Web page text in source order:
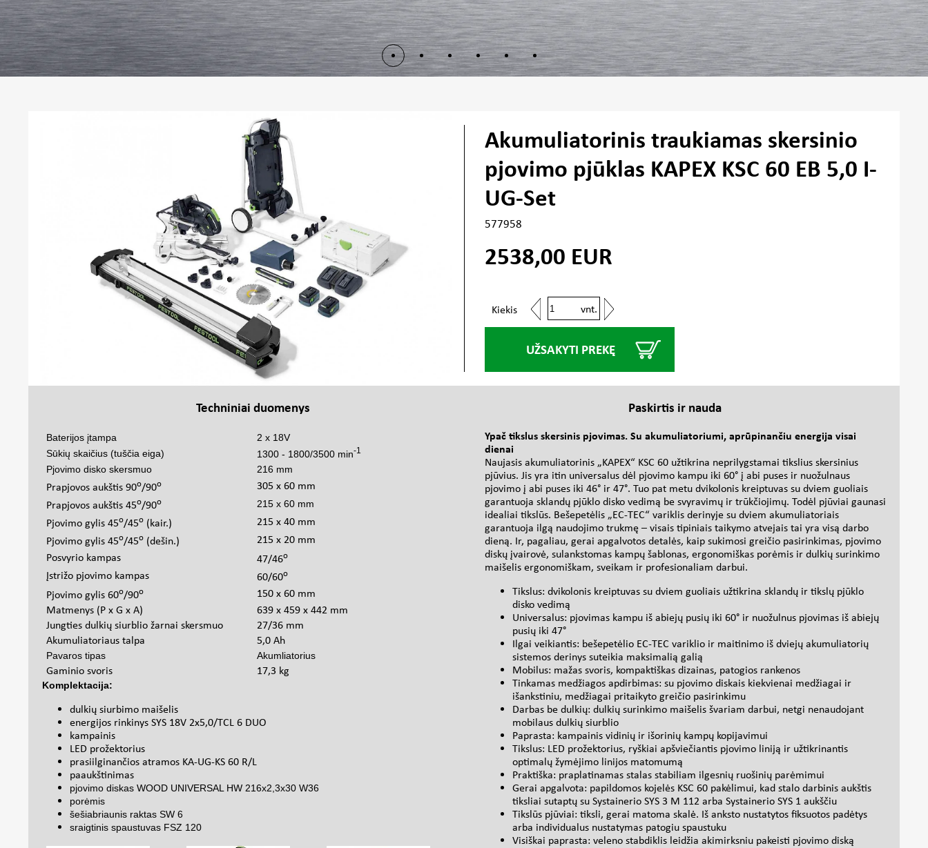
Akumuliatorinis traukiamas skersinio
pjovimo pjūklas KAPEX KSC 60 EB 5,0 I-
UG-Set
577958
2538,00 EUR
Kiekis vnt.
UŽSAKYTI PREKĘ
Techniniai duomenys
Baterijos įtampa
2 x 18V
Sūkių skaičius (tuščia eiga)
1300 - 1800/3500 min-1
Pjovimo disko skersmuo 216 mm
Prapjovos aukštis 90o/90o
305 x 60 mm
Prapjovos aukštis 45o/90o 215 x 60 mm
Pjovimo gylis 45o/45o (kair.)
215 x 40 mm
Pjovimo gylis 45o/45o (dešin.)
215 x 20 mm
Posvyrio kampas
47/46o
Įstrižo pjovimo kampas 60/60o
Pjovimo gylis 60o/90o
150 x 60 mm
Matmenys (P x G x A)
639 x 459 x 442 mm
Jungties dulkių siurblio žarnai skersmuo
27/36 mm
Akumuliatoriaus talpa
5,0 Ah
Pavaros tipas Akumliatorius
Gaminio svoris 17,3 kg
Komplektacija:
dulkių siurbimo maišelis
energijos rinkinys SYS 18V 2x5,0/TCL 6 DUO
kampainis
LED prožektorius
prasiilginančios atramos KA-UG-KS 60 R/L
paaukštinimas
pjovimo diskas WOOD UNIVERSAL HW 216x2,3x30 W36
porėmis
šešiabriaunis raktas SW 6
sraigtinis spaustuvas FSZ 120
Paskirtis ir nauda
Ypač tikslus skersinis pjovimas. Su akumuliatoriumi, aprūpinančiu energija visai
dienai
Naujasis akumuliatorinis „KAPEX“ KSC 60 užtikrina neprilygstamai tikslius skersinius
pjūvius. Jis yra itin universalus dėl pjovimo kampu iki 60° į abi puses ir nuožulnaus
pjovimo į abi puses iki 46° ir 47°. Tuo pat metu dvikolonis kreiptuvas su dviem guoliais
garantuoja sklandų pjūklo disko vedimą be svyravimų ir trūkčiojimų. Todėl pjūviai gaunasi
idealiai tikslūs. Bešepetėlis „EC-TEC“ variklis derinyje su dviem akumuliatoriais
garantuoja ilgą naudojimo trukmę – visais tipiniais taikymo atvejais tai yra visą darbo
dieną. Ir, pagaliau, gerai apgalvotos detalės, kaip sukimosi greičio pasirinkimas, pjovimo
diskų įvairovė, sulankstomas kampų šablonas, ergonomiškas porėmis ir dulkių surinkimo
maišelis ergonomiškam, sveikam ir profesionaliam darbui.
Tikslus: dvikolonis kreiptuvas su dviem guoliais užtikrina sklandų ir tikslų pjūklo
disko vedimą
Universalus: pjovimas kampu iš abiejų pusių iki 60° ir nuožulnus pjovimas iš abiejų
pusių iki 47°
Ilgai veikiantis: bešepetėlio EC-TEC variklio ir maitinimo iš dviejų akumuliatorių
sistemos derinys suteikia maksimalią galią
Mobilus: mažas svoris, kompaktiškas dizainas, patogios rankenos
Tinkamas medžiagos apdirbimas: su pjovimo diskais kiekvienai medžiagai ir
išankstiniu, medžiagai pritaikyto greičio pasirinkimu
Darbas be dulkių: dulkių surinkimo maišelis švariam darbui, netgi nenaudojant
mobilaus dulkių siurblio
Paprasta: kampainis vidinių ir išorinių kampų kopijavimui
Tikslus: LED prožektorius, ryškiai apšviečiantis pjovimo liniją ir užtikrinantis
optimalų žymėjimo linijos matomumą
Praktiška: praplatinamas stalas stabiliam ilgesnių ruošinių parėmimui
Gerai apgalvota: papildomos kojelės KSC 60 pakėlimui, kad stalo darbinis aukštis
tiksliai sutaptų su Systainerio SYS 3 M 112 arba Systainerio SYS 1 aukščiu
Tikslūs pjūviai: tiksli, gerai matoma skalė. Iš anksto nustatytos fiksuotos padėtys
arba individualus nustatymas patogiu spaustuku
Visiškai paprasta: veleno stabdiklis leidžia akimirksniu pakeisti pjovimo diską